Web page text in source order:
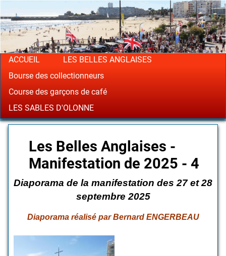
ACCUEIL
LES BELLES ANGLAISES
Bourse des collectionneurs
Course des garçons de café
LES SABLES D'OLONNE
Les Belles Anglaises -
Manifestation de 2025 - 4
Diaporama de la manifestation des 27 et 28
septembre 2025
Diaporama réalisé par Bernard ENGERBEAU